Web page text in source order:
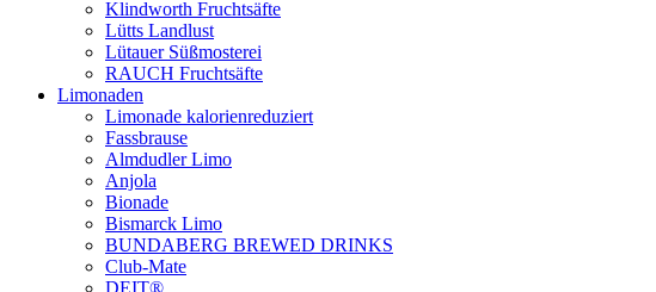
Klindworth Fruchtsäfte
Lütts Landlust
Lütauer Süßmosterei
RAUCH Fruchtsäfte
Limonaden
Limonade kalorienreduziert
Fassbrause
Almdudler Limo
Anjola
Bionade
Bismarck Limo
BUNDABERG BREWED DRINKS
Club-Mate
DEIT®